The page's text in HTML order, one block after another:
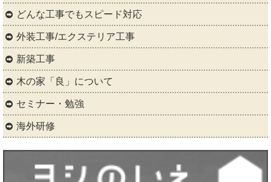
どんな工事でもスピード対応
外装工事/エクステリア工事
新築工事
木の家「良」について
セミナー・勉強
海外研修